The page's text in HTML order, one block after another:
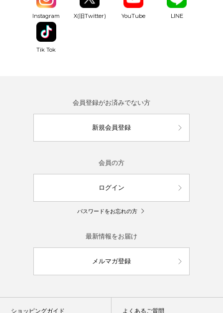
Instagram X(旧Twitter) YouTube LINE
Tik Tok
会員登録がお済みでない方
新規会員登録
会員の方
ログイン
パスワードをお忘れの方
最新情報をお届け
メルマガ登録
ショッピングガイド よくあるご質問